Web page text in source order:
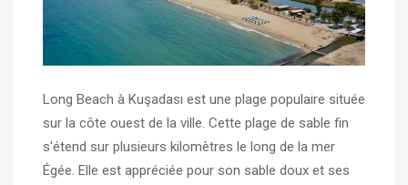
Long Beach à Kuşadası est une plage populaire située
sur la côte ouest de la ville. Cette plage de sable fin
s'étend sur plusieurs kilomètres le long de la mer
Égée. Elle est appréciée pour son sable doux et ses